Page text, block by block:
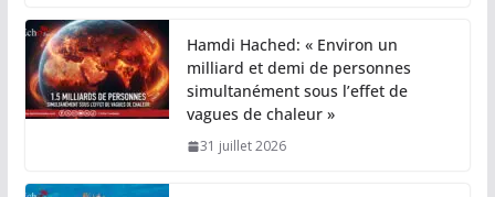
Hamdi Hached: « Environ un
milliard et demi de personnes
simultanément sous l’effet de
vagues de chaleur »
31 juillet 2026